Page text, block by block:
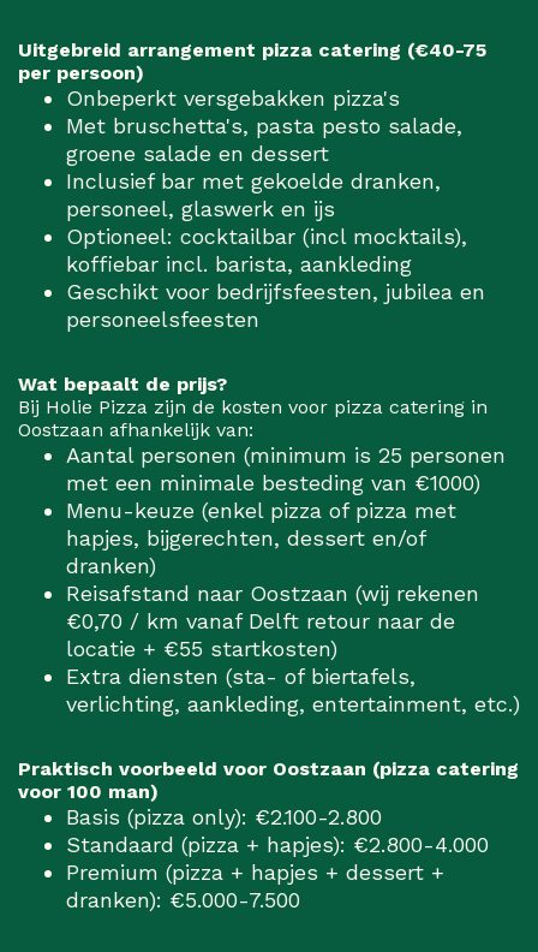
Uitgebreid arrangement pizza catering (€40-75
per persoon)
Onbeperkt versgebakken pizza's
Met bruschetta's, pasta pesto salade,
groene salade en dessert
Inclusief bar met gekoelde dranken,
personeel, glaswerk en ijs
Optioneel: cocktailbar (incl mocktails),
koffiebar incl. barista, aankleding
Geschikt voor bedrijfsfeesten, jubilea en
personeelsfeesten
Wat bepaalt de prijs?
Bij Holie Pizza zijn de kosten voor pizza catering in
Oostzaan afhankelijk van:
Aantal personen (minimum is 25 personen
met een minimale besteding van €1000)
Menu-keuze (enkel pizza of pizza met
hapjes, bijgerechten, dessert en/of
dranken)
Reisafstand naar Oostzaan (wij rekenen
€0,70 / km vanaf Delft retour naar de
locatie + €55 startkosten)
Extra diensten (sta- of biertafels,
verlichting, aankleding, entertainment, etc.)
Praktisch voorbeeld voor Oostzaan (pizza catering
voor 100 man)
Basis (pizza only): €2.100-2.800
Standaard (pizza + hapjes): €2.800-4.000
Premium (pizza + hapjes + dessert +
dranken): €5.000-7.500